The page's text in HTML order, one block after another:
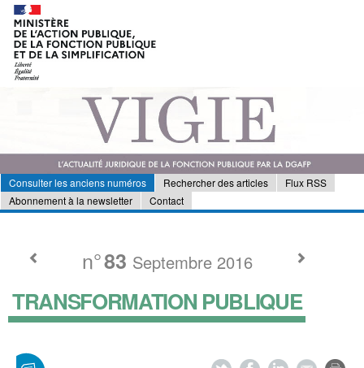
Consulter les anciens numéros Rechercher des articles
Flux RSS
Abonnement à la newsletter
Contact
n°83 Septembre 2016
TRANSFORMATION PUBLIQUE